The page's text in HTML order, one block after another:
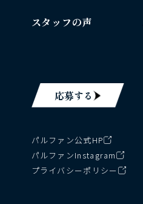
スタッフの声
応募する
パルファン公式HP
パルファンInstagram
プライバシーポリシー